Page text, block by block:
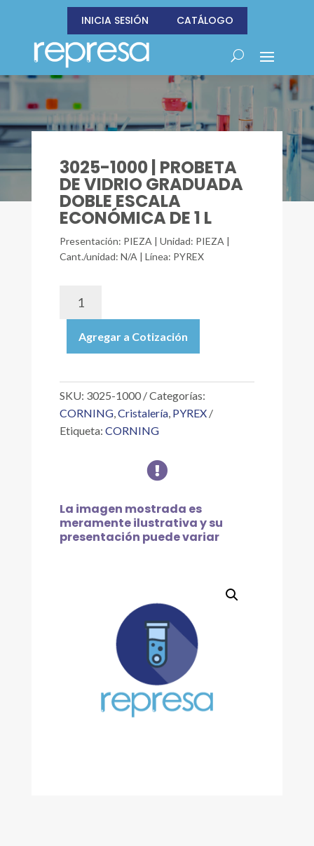
INICIA SESIÓN CATÁLOGO
3025-1000 | PROBETA
DE VIDRIO GRADUADA
DOBLE ESCALA
ECONÓMICA DE 1 L
Presentación: PIEZA | Unidad: PIEZA |
Cant./unidad: N/A | Línea: PYREX
1000
PROBETA
DE
GRADUADA
ESCALA
ECONÓMICA
cantidad
Agregar a Cotización
SKU: 3025-1000
Categorías:
CORNING,Cristalería, PYREX
Etiqueta: CORNING

La imagen mostrada es
meramente ilustrativa y su
presentación puede variar